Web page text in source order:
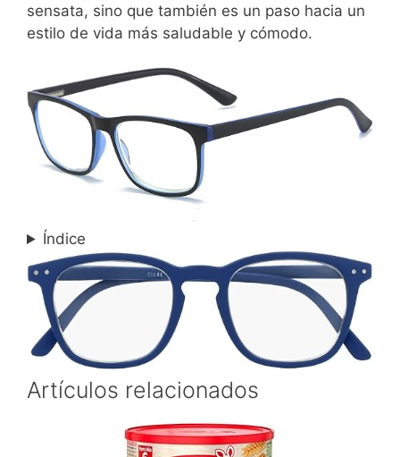
sensata, sino que también es un paso hacia un
estilo de vida más saludable y cómodo.
Índice
Artículos relacionados